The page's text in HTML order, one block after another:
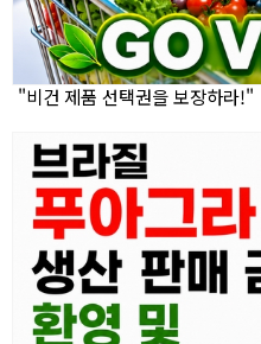
"비건 제품 선택권을 보장하라!"